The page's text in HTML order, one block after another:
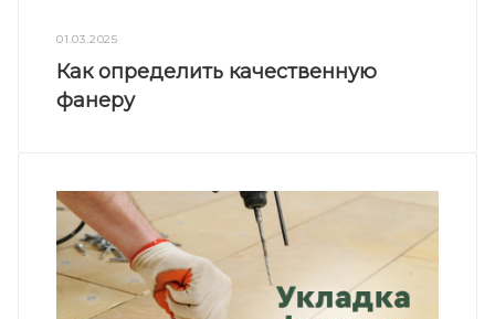
01.03.2025
Как определить качественную
фанеру